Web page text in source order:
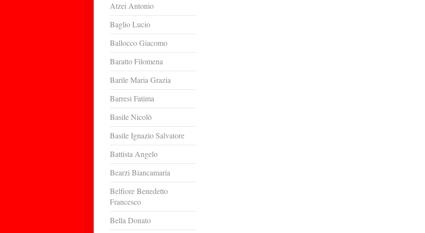
Atzei Antonio
Baglio Lucio
Ballocco Giacomo
Baratto Filomena
Barile Maria Grazia
Barresi Fatima
Basile Nicolò
Basile Ignazio Salvatore
Battista Angelo
Bearzi Biancamaria
Belfiore Benedetto
Francesco
Bella Donato